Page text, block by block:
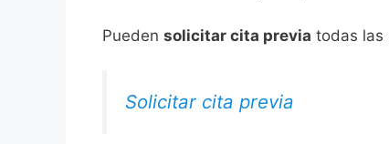
​Pueden solicitar cita previa todas las
Solicitar cita previa